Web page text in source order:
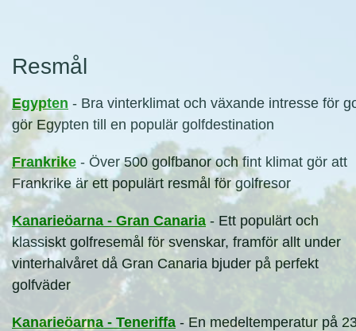
Resmål
Egypten - Bra vinterklimat och växande intresse för
gör Egypten till en populär golfdestination
Frankrike - Över 500 golfbanor och fint klimat gör att
Frankrike är ett populärt resmål för golfresor
Kanarieöarna - Gran Canaria - Ett populärt och
klassiskt golfresemål för svenskar, framför allt under
vinterhalvåret då Gran Canaria bjuder på perfekt
golfväder
Kanarieöarna - Teneriffa - En medeltemperatur på